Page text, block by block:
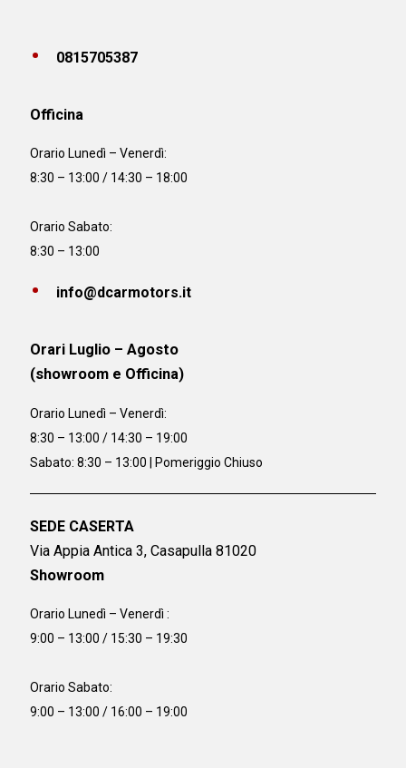
0815705387
Officina
Orario Lunedì – Venerdì:
8:30 – 13:00 / 14:30 – 18:00
Orario Sabato:
8:30 – 13:00
info@dcarmotors.it
Orari Luglio – Agosto
(showroom e Officina)
Orario Lunedì – Venerdì:
8:30 – 13:00 / 14:30 – 19:00
Sabato: 8:30 – 13:00 | Pomeriggio Chiuso
SEDE CASERTA
Via Appia Antica 3, Casapulla 81020
Showroom
Orario Lunedì – Venerdì :
9:00 – 13:00 / 15:30 – 19:30
Orario Sabato:
9:00 – 13:00 / 16:00 – 19:00